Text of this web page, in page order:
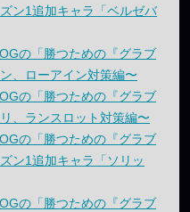
ン1追加キャラ「ベルゼバ
の「勝つための『グラブ
、ローアイン対策編〜
の「勝つための『グラブ
、ランスロット対策編〜
の「勝つための『グラブ
ン1追加キャラ「ソリッ
の「勝つための『グラブ